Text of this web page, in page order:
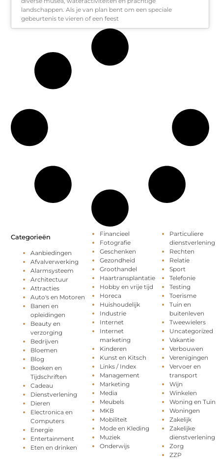
landschappen. Als je van plan bent om een speciale
gebeurtenis te vieren of een feest
Categorieën
Aanbiedingen
Afvalverwerking
Alarmsysteem
Architectuur
Attracties
Auto's en Motoren
Banen en
opleidingen
Beauty en
verzorging
Bedrijven
Bloemen
Blog
Boeken en
Tijdschriften
Cadeau
Dienstverlening
Dieren
Electronica en
Computers
Energie
Entertainment
Eten en drinken
Financieel
Fotografie
Geschenken
Gezondheid
Groothandel
Haartransplantatie
Hobby en vrije tijd
Horeca
Huishoudelijk
Industrie
Internet
Internet
marketing
Kinderen
Kunst en Kitsch
Links / Index
Management
Marketing
Media
Meubels
MKB
Mobiliteit
Mode en Kleding
Muziek
Onderwijs
Particuliere
dienstverlening
Rechten
Relatie
Sport
Telefonie
Testing
Toerisme
Tuin en
buitenleven
Tweewielers
Uncategorized
Vakantie
Verbouwen
Verenigingen
Vervoer en
transport
Wijn
Winkelen
Woning en Tuin
Woningen
Zakelijk
Zakelijke
dienstverlening
Zorg
ZZP